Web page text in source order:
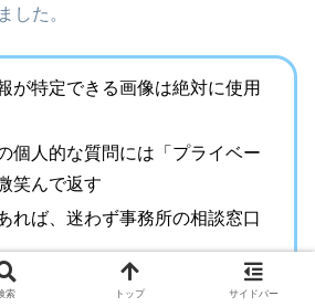
した。
が特定できる画像は絶対に使用
個人的な質問には「プライベー
笑んで返す
れば、迷わず事務所の相談窓口
索 トップ サイドバー